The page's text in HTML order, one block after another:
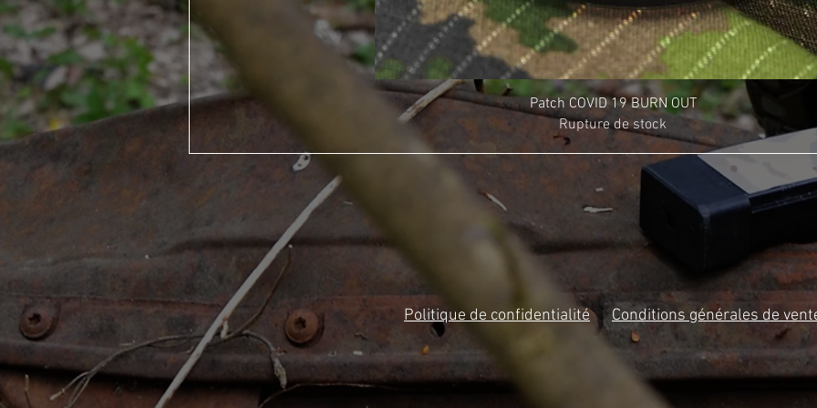
Patch COVID 19 BURN OUT
Rupture de stock
Politique de confidentialité Conditions générales de